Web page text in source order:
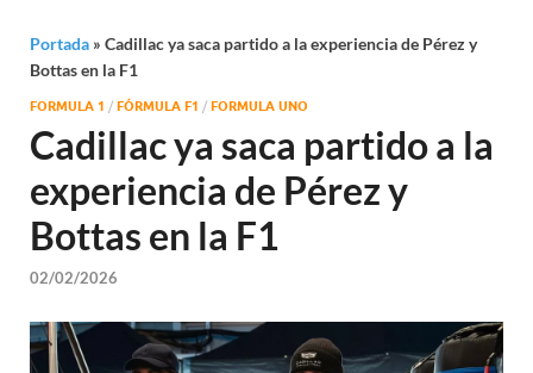
Portada » Cadillac ya saca partido a la experiencia de Pérez y
Bottas en la F1
FORMULA 1 / FÓRMULA F1 / FORMULA UNO
Cadillac ya saca partido a la
experiencia de Pérez y
Bottas en la F1
02/02/2026